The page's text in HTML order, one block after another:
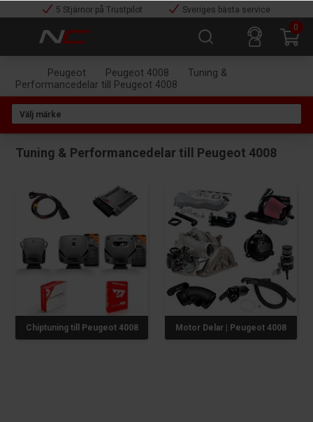
5 Stjärnor på Trustpilot
Sveriges bästa service
0
Peugeot Peugeot 4008
Tuning &
Performancedelar till Peugeot 4008
Tuning & Performancedelar till Peugeot 4008
Chiptuning till Peugeot 4008 Motor Delar | Peugeot 4008